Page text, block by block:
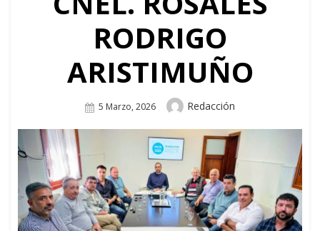
RODRIGO
ARISTIMUÑO
Posted
5 Marzo, 2026 Author
Redacción